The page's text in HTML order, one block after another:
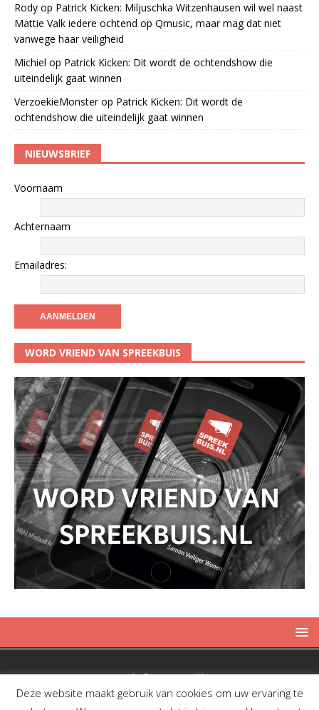
Rody op Patrick Kicken: Miljuschka Witzenhausen wil wel naast
Mattie Valk iedere ochtend op Qmusic, maar mag dat niet
vanwege haar veiligheid
Michiel op Patrick Kicken: Dit wordt de ochtendshow die
uiteindelijk gaat winnen
VerzoekieMonsterop Patrick Kicken: Dit wordt de
ochtendshow die uiteindelijk gaat winnen
NIEUWSBRIEF
Voornaam
Achternaam
Emailadres:
WORD VRIEND VAN SPREEKBUIS
Copyright © 2019 Spreekbuis
Deze website maakt gebruik van cookies om uw ervaring te